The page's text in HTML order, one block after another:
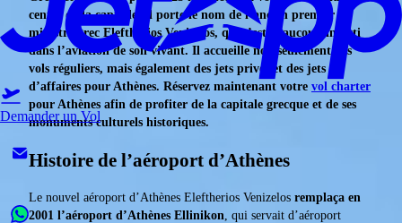
Demander un Vol
centre de la capitale. Il porte le nom de l’ancien premier
ministre grec Eleftherios Venizelos, qui s’est beaucoup investi
dans l’aviation de son vivant. Il accueille non seulement des
vols réguliers, mais également des jets privés et des jets
d’affaires pour Athènes. Réservez maintenant votre vol charter
pour Athènes afin de profiter de la capitale grecque et de ses
monuments culturels historiques.
Histoire de l’aéroport d’Athènes
Le nouvel aéroport d’Athènes Eleftherios Venizelos remplaça en
2001 l’aéroport d’Athènes Ellinikon, qui servait d’aéroport